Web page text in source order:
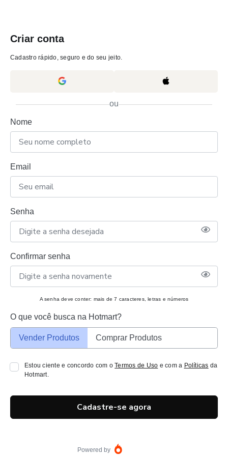
Criar conta
Cadastro rápido, seguro e do seu jeito.
ou
Nome
Email
Senha
Confirmar senha
A senha deve conter: mais de 7 caracteres, letras e números
O que você busca na Hotmart?
Vender Produtos Comprar Produtos
Estou ciente e concordo com oTermos de Uso e com a Políticas da
Hotmart.
Cadastre-se agora
Powered by